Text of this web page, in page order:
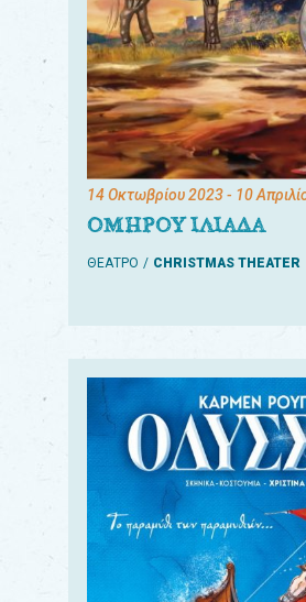
14 Οκτωβρίου 2023- 10
ΟΜΗΡΟΥ ΙΛΙΑΔΑ
ΘΕΑΤΡΟ CHRISTMAS THEATER